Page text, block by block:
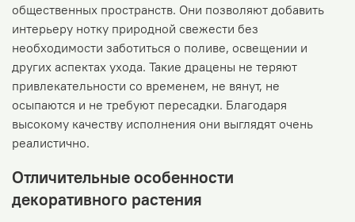
общественных пространств. Они позволяют добавить
интерьеру нотку природной свежести без
необходимости заботиться о поливе, освещении и
других аспектах ухода. Такие драцены не теряют
привлекательности со временем, не вянут, не
осыпаются и не требуют пересадки. Благодаря
высокому качеству исполнения они выглядят очень
реалистично.
Отличительные особенности
декоративного растения